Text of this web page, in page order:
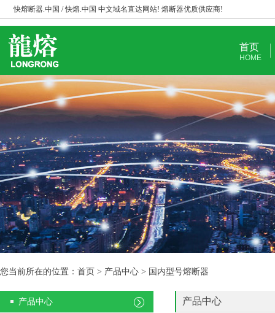
快熔断器.中国 / 快熔.中国 中文域名直达网站! 熔断器优质供应商!
首页
HOME
您当前所在的位置：首页 > 产品中心 > 国内型号熔断器
产品中心 产品中心